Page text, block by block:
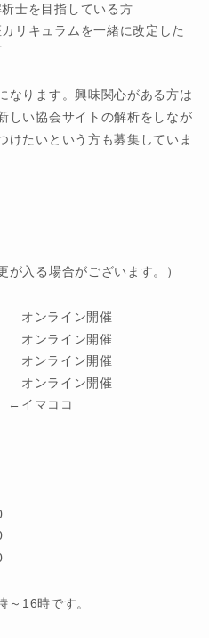
士を目指している方
リキュラムを一緒に改定した
なります。興味関心がある方は
しい協会サイトの解析をしなが
けたいという方も募集していま
が入る場合がございます。）
オンライン開催
オンライン開催
オンライン開催
オンライン開催
←イマココ
～16時です。